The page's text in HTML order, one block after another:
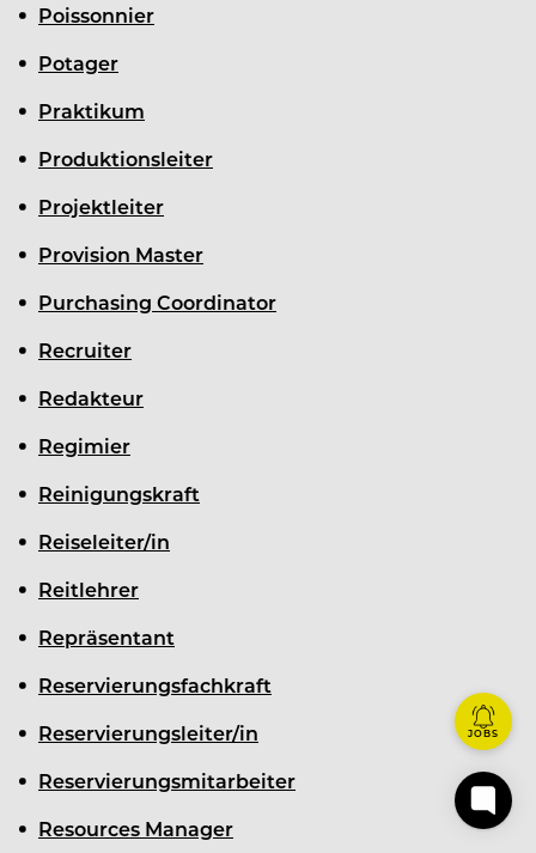
Poissonnier
Potager
Praktikum
Produktionsleiter
Projektleiter
Provision Master
Purchasing Coordinator
Recruiter
Redakteur
Regimier
Reinigungskraft
Reiseleiter/in
Reitlehrer
Repräsentant
Reservierungsfachkraft
Reservierungsleiter/in
Reservierungsmitarbeiter
Resources Manager
JOBS